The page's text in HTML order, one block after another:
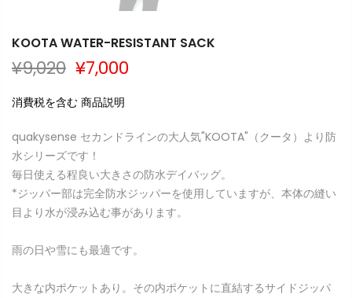
KOOTA WATER-RESISTANT SACK
¥9,020 ¥7,000
消費税を含む 商品説明
quakysense セカンドラインの大人気"KOOTA"（クータ）より防
水シリーズです！
毎日使える程良い大きさの防水デイバッグ。
*ジッパー部は完全防水ジッパーを使用していますが、本体の縫い
目より水が浸み込む事があります。
雨の日や雪にも最適です。
大きな内ポケットあり。その内ポケットに直結するサイドジッパ